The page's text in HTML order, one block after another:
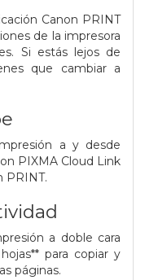
Canon PRINT
de la impresora
Si estás lejos de
que cambiar a
a y desde
PIXMA Cloud Link
PRINT.
a doble cara
para copiar y
páginas.